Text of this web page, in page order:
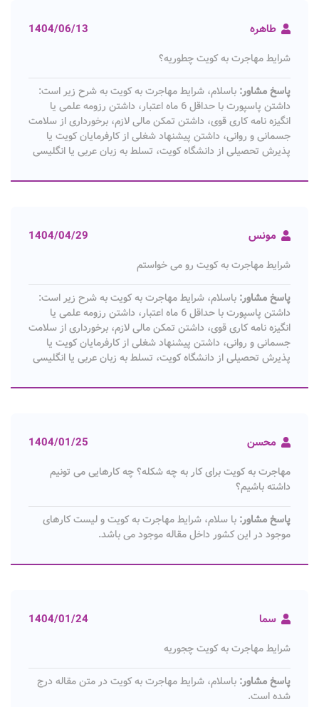
طاهره 1404/06/13
شرایط مهاجرت به کویت چطوریه؟
پاسخ مشاور: باسلام، شرایط مهاجرت به کویت به شرح زیر است:
داشتن پاسپورت با حداقل 6 ماه اعتبار، داشتن رزومه علمی یا
انگیزه نامه کاری قوی، داشتن تمکن مالی لازم، برخورداری از سلامت
جسمانی و روانی، داشتن پیشنهاد شغلی از کارفرمایان کویت یا
پذیرش تحصیلی از دانشگاه کویت، تسلط به زبان عربی یا انگلیسی
مونس 1404/04/29
شرایط مهاجرت به کویت رو می خواستم
پاسخ مشاور: باسلام، شرایط مهاجرت به کویت به شرح زیر است:
داشتن پاسپورت با حداقل 6 ماه اعتبار، داشتن رزومه علمی یا
انگیزه نامه کاری قوی، داشتن تمکن مالی لازم، برخورداری از سلامت
جسمانی و روانی، داشتن پیشنهاد شغلی از کارفرمایان کویت یا
پذیرش تحصیلی از دانشگاه کویت، تسلط به زبان عربی یا انگلیسی
محسن 1404/01/25
مهاجرت به کویت برای کار به چه شکله؟ چه کارهایی می تونیم
داشته باشیم؟
پاسخ مشاور: با سلام، شرایط مهاجرت به کویت و لیست کارهای
موجود در این کشور داخل مقاله موجود می باشد.
سما 1404/01/24
شرایط مهاجرت به کویت چجوریه
پاسخ مشاور: باسلام، شرایط مهاجرت به کویت در متن مقاله درج
شده است.